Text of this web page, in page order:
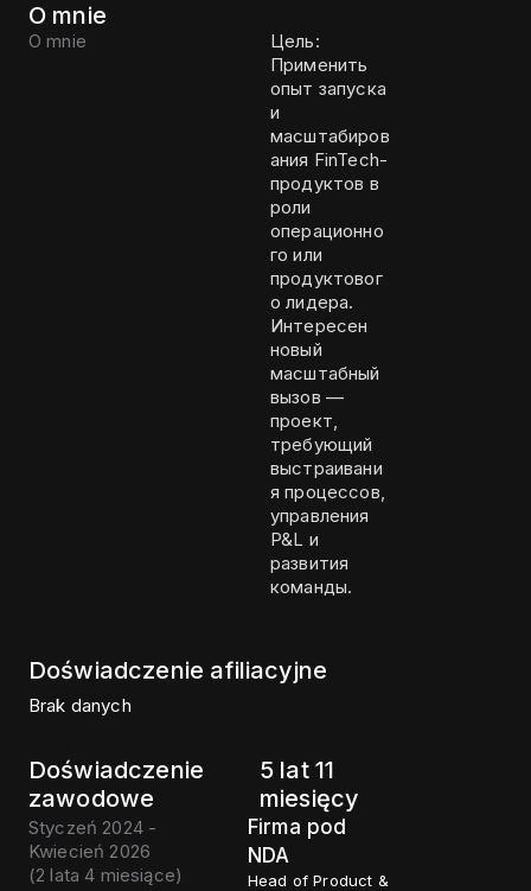
O mnie
O mnie
Цель:
Применить
опыт запуска
и
масштабиров
ания FinTech-
продуктов в
роли
операционно
го или
продуктовог
о лидера.
Интересен
новый
масштабный
вызов —
проект,
требующий
выстраивани
я процессов,
управления
P&L и
развития
команды.
Doświadczenie afiliacyjne
Brak danych
Doświadczenie
zawodowe
5 lat 11
miesięcy
Styczeń 2024 -
Kwiecień 2026
(2 lata 4 miesiące)
Firma pod
NDA
Head of Product &